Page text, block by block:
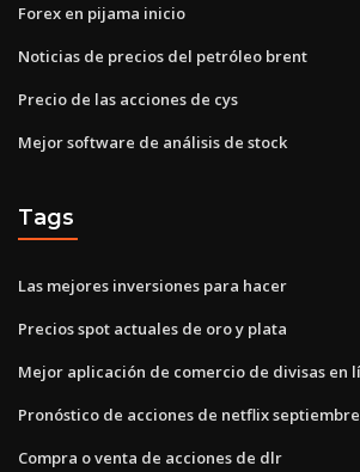
Forex en pijama inicio
Noticias de precios del petróleo brent
Precio de las acciones de cys
Mejor software de análisis de stock
Tags
Las mejores inversiones para hacer
Precios spot actuales de oro y plata
Mejor aplicación de comercio de divisas en
Pronóstico de acciones de netflix septiembre
Compra o venta de acciones de dlr